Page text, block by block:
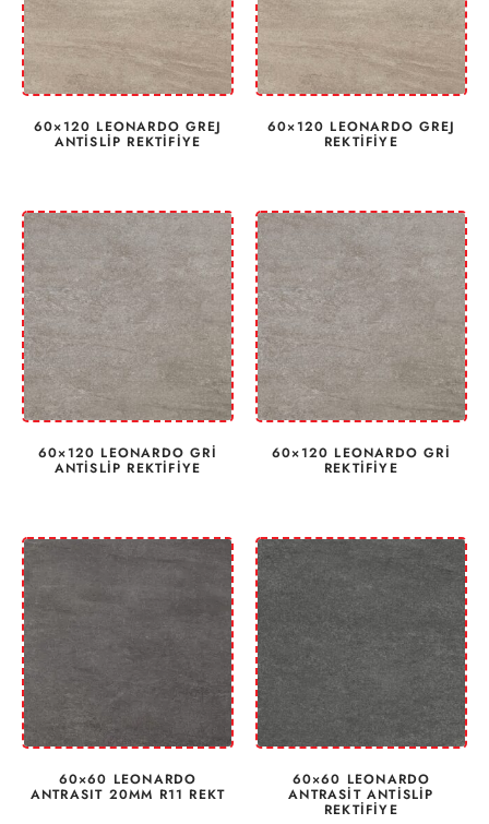
60×120 LEONARDO GREJ
ANTİSLİP REKTİFİYE
60×120 LEONARDO GREJ
REKTİFİYE
60×120 LEONARDO GRİ
ANTİSLİP REKTİFİYE
60×120 LEONARDO GRİ
REKTİFİYE
60×60 LEONARDO
ANTRASIT 20MM R11 REKT
60×60 LEONARDO
ANTRASİT ANTİSLİP
REKTİFİYE